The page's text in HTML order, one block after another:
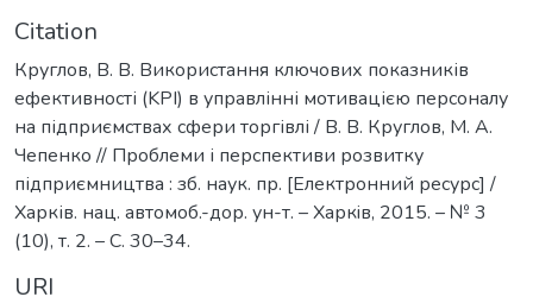
Citation
Круглов, В. В. Використання ключових показників
ефективності (KPI) в управлінні мотивацією персоналу
на підприємствах сфери торгівлі / В. В. Круглов, М. А.
Чепенко // Проблеми і перспективи розвитку
підприємництва : зб. наук. пр. [Електронний ресурс] /
Харків. нац. автомоб.-дор. ун-т. – Харкiв, 2015. – № 3
(10), т. 2. – С. 30–34.
URI